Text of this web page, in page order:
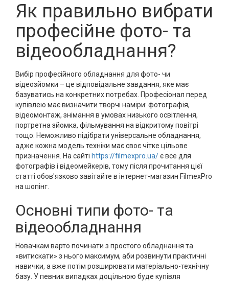
Як правильно вибрати
професійне фото- та
відеообладнання?
Вибір професійного обладнання для фото- чи
відеозйомки – це відповідальне завдання, яке має
базуватись на конкретних потребах. Професіонал перед
купівлею має визначити творчі наміри: фотографія,
відеомонтаж, знімання в умовах низького освітлення,
портретна зйомка, фільмування на відкритому повітрі
тощо. Неможливо підібрати універсальне обладнання,
адже кожна модель техніки має своє чітке цільове
призначення. На сайті https://filmexpro.ua/є все для
фотографів і відеомейкерів, тому після прочитання цієї
статті обов'язково завітайте в інтернет-магазин FilmexPro
на шопінг.
Основні типи фото- та
відеообладнання
Новачкам варто починати з простого обладнання та
«витискати» з нього максимум, аби розвинути практичні
навички, а вже потім розширювати матеріально-технічну
базу. У певних випадках доцільною буде купівля